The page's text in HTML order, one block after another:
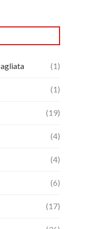
(1)
(1)
(19)
(4)
(4)
(6)
(17)